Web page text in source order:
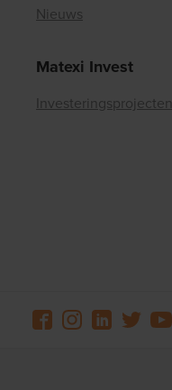
Nieuws
Matexi Invest
Investeringsprojecten